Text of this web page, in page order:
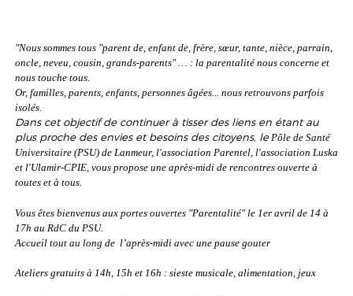
"Nous sommes tous "parent de, enfant de, frère, sœur, tante, nièce, parrain,
oncle, neveu, cousin, grands-parents" … : la parentalité nous concerne et
nous touche tous.
Or, familles, parents, enfants, personnes âgées... nous retrouvons parfois
isolés.
Dans cet objectif de continuer à tisser des liens en étant au
plus proche des envies et besoins des citoyens, lePôle de Santé
Universitaire (PSU) de Lanmeur, l'association Parentel, l'association Luska
et l'Ulamir-CPIE, vous propose une après-midi de rencontres ouverte à
toutes et à tous.
Vous êtes bienvenus aux portes ouvertes "Parentalité"le 1er avril de 14 à
17h au RdC du PSU.
Accueil tout au long de l’après-midi avec une pause gouter
Ateliers gratuits à 14h, 15h et 16h : sieste musicale, alimentation, jeux